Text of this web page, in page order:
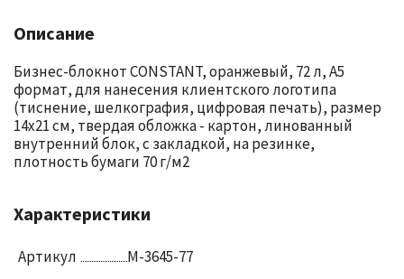
Описание
Бизнес-блокнот CONSTANT, оранжевый, 72 л, А5
формат, для нанесения клиентского логотипа
(тиснение, шелкография, цифровая печать), размер
14х21 см, твердая обложка - картон, линованный
внутренний блок, с закладкой, на резинке,
плотность бумаги 70 г/м2
Характеристики
Артикул M-3645-77